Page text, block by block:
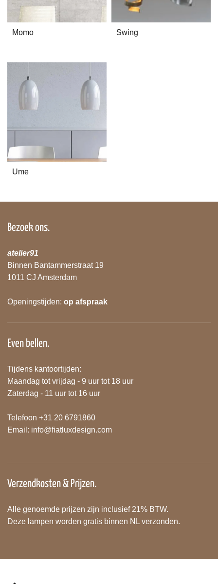
Momo Swing
Ume
Bezoek ons.
atelier91
Binnen Bantammerstraat 19
1011 CJ Amsterdam
Openingstijden: op afspraak
Even bellen.
Tijdens kantoortijden:
Maandag tot vrijdag - 9 uur tot 18 uur
Zaterdag - 11 uur tot 16 uur
Telefoon +31 20 6791860
Email: info@fiatluxdesign.com
Verzendkosten & Prijzen.
Alle genoemde prijzen zijn inclusief 21% BTW.
Deze lampen worden gratis binnen NL verzonden.